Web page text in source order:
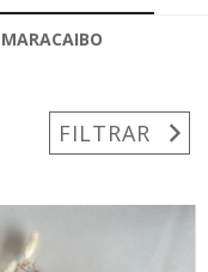
FILTRAR